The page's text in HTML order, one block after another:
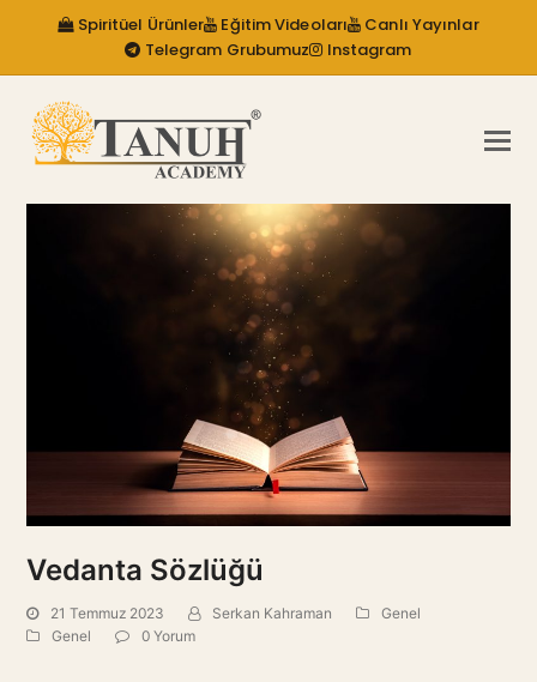
Spiritüel Ürünler Eğitim Videoları
Canlı Yayınlar
Telegram Grubumuz
Instagram
Vedanta Sözlüğü
21 Temmuz 2023 Serkan Kahraman
Genel
Genel
0 Yorum